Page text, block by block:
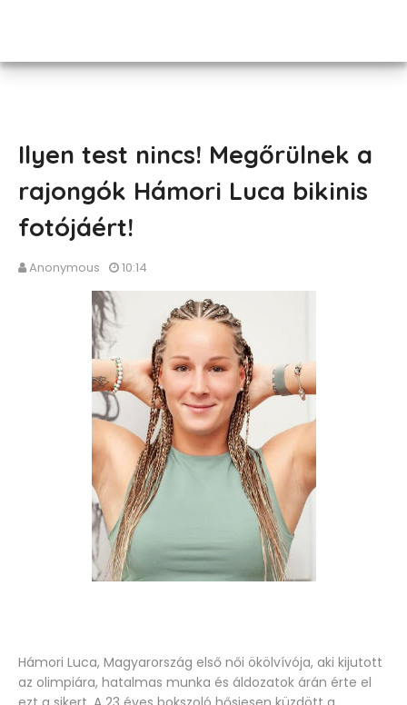
Ilyen test nincs! Megőrülnek a
rajongók Hámori Luca bikinis
fotójáért!
Anonymous 10:14
Hámori Luca, Magyarország első női ökölvívója, aki kijutott
az olimpiára, hatalmas munka és áldozatok árán érte el